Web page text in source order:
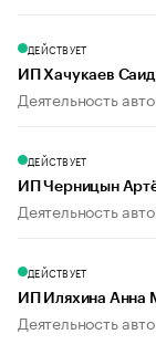
ДЕЙСТВУЕТ
ИП Хачукаев
Деятельность
ДЕЙСТВУЕТ
ИП Черницын
Деятельность
ДЕЙСТВУЕТ
ИП Иляхина Анна
Деятельность